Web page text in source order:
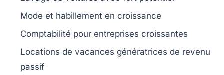
Mode et habillement en croissance
Comptabilité pour entreprises croissantes
Locations de vacances génératrices de revenu
passif